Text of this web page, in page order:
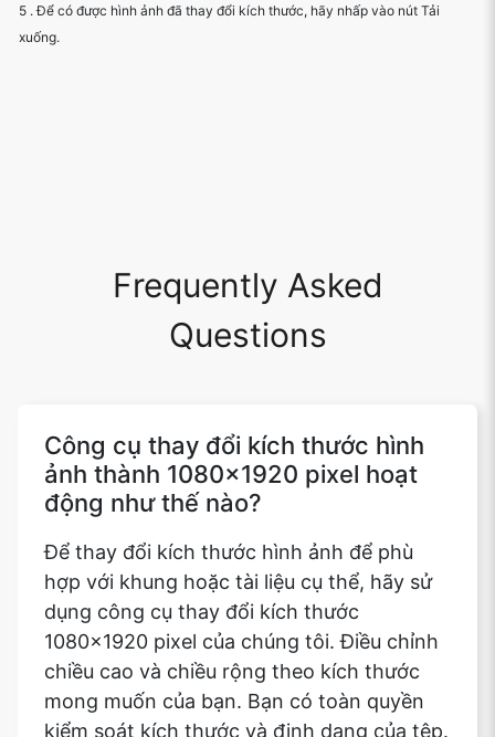
5 . Để có được hình ảnh đã thay đổi kích thước, hãy nhấp vào nút Tải
xuống.
Frequently Asked
Questions
Công cụ thay đổi kích thước hình
ảnh thành 1080x1920 pixel hoạt
động như thế nào?
Để thay đổi kích thước hình ảnh để phù
hợp với khung hoặc tài liệu cụ thể, hãy sử
dụng công cụ thay đổi kích thước
1080x1920 pixel của chúng tôi. Điều chỉnh
chiều cao và chiều rộng theo kích thước
mong muốn của bạn. Bạn có toàn quyền
kiểm soát kích thước và định dạng của tệp.